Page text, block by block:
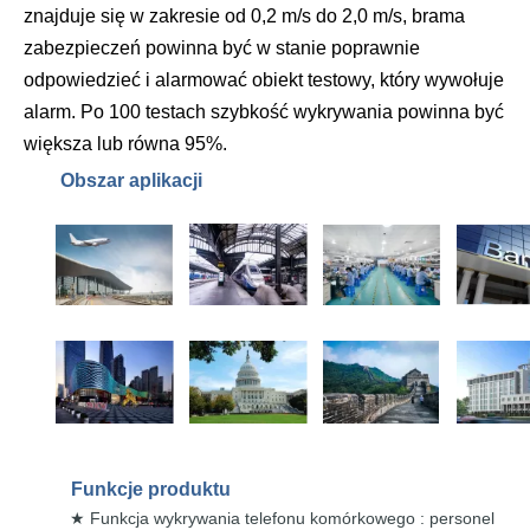
znajduje się w zakresie od 0,2 m/s do 2,0 m/s, brama
zabezpieczeń powinna być w stanie poprawnie
odpowiedzieć i alarmować obiekt testowy, który wywołuje
alarm. Po 100 testach szybkość wykrywania powinna być
większa lub równa 95%.
Obszar aplikacji
Funkcje produktu
★ Funkcja wykrywania telefonu komórkowego : personel